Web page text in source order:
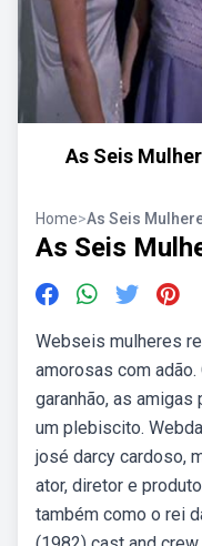
As Seis
Home>As Seis
As Seis
Webseis mulheres
amorosas com
garanhão, as amigas
um plebiscito.
josé darcy cardoso,
ator, diretor e
também como o rei